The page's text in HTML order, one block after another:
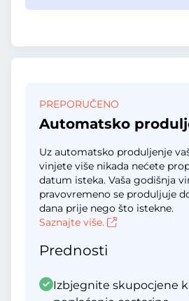
PREPORUČENO
Automatsko
Uz automatsko produljenje
vinjete više nikada nećete
datum isteka. Vaša godišnja
pravovremeno se produljuje
dana prije nego što istekne.
Saznajte više.
Prednosti
Izbjegnite skupocjene